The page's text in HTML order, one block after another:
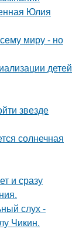
Юлия
миру - но
детей
звезде
солнечная
и сразу
слух -
Чикин.